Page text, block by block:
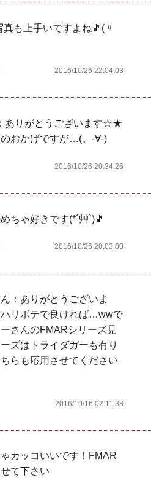
真も上手いですよね🎵(〃
2016/10/26 22:04:03
ありがとうございます☆★
おかげですが…(。-∀-)
2016/10/26 20:34:26
ちゃ好きです(*´艸`)🎵
2016/10/26 20:03:00
：ありがとうございま
リボテで良ければ…wwで
さんのFMARシリーズ見
ズはトライダガーも有り
らも応用させてください
2016/10/16 02:11:38
カッコいいです！FMAR
て下さい